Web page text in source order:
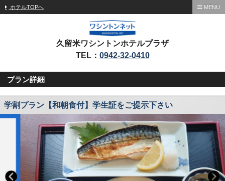
ホテルTOPへ MENU
久留米ワシントンホテルプラザ
TEL： 0942-32-0410
プラン詳細
学割プラン【和朝食付】学生証をご提示下さい